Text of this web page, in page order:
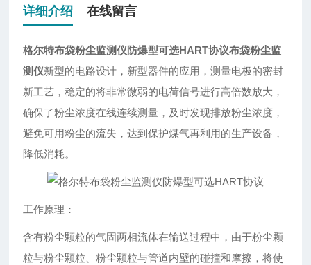
详细介绍 在线留言
格尔特布袋粉尘监测仪防爆型可选HART协议布袋粉尘监
测仪新型的电路设计，新型器件的应用，测量电极的密封
新工艺，稳定的将非常微弱的电荷信号进行高倍数放大，
确保了粉尘浓度在线连续测量，及时发现排放粉尘浓度，
避免可用粉尘的流失，达到保护煤气再利用的生产设备，
降低消耗。
工作原理：
含有粉尘颗粒的气固两相流体在输送过程中，由于粉尘颗
粒与粉尘颗粒、粉尘颗粒与管道内壁的碰撞和摩擦，将使